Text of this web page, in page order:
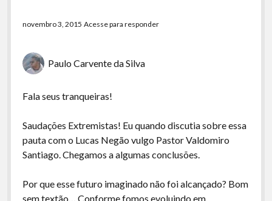
novembro 3, 2015 Acesse para responder
Paulo Carvente da Silva
Fala seus tranqueiras!
Saudações Extremistas! Eu quando discutia sobre essa
pauta com o Lucas Negão vulgo Pastor Valdomiro
Santiago. Chegamos a algumas conclusões.
Por que esse futuro imaginado não foi alcançado? Bom
sem textão… Conforme fomos evoluindo em